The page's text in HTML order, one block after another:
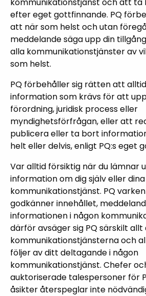
efter eget gottfinnande. PQ
att när som helst och utan
meddelande säga upp din
alla kommunikationstjänster av
som helst.
PQ förbehåller sig rätten att
information som krävs för att
förordning, juridisk process eller
myndighetsförfrågan, eller att
publicera eller ta bort
helt eller delvis, enligt PQ:s eget
Var alltid försiktig när du lämnar
information om dig själv eller
kommunikationstjänst. PQ
godkänner innehållet,
informationen i någon
därför avsäger sig PQ särskilt
kommunikationstjänsterna och
följer av ditt deltagande i någon
kommunikationstjänst. Chefer
auktoriserade talespersoner för
åsikter återspeglar inte